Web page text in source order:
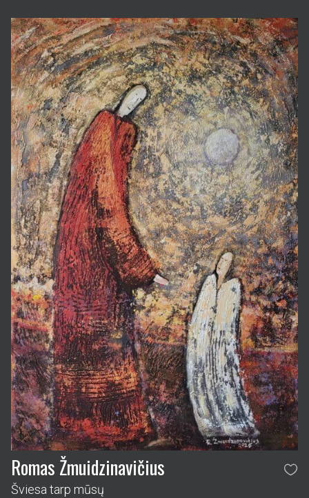
Romas Žmuidzinavičius
Šviesa tarp mūsų